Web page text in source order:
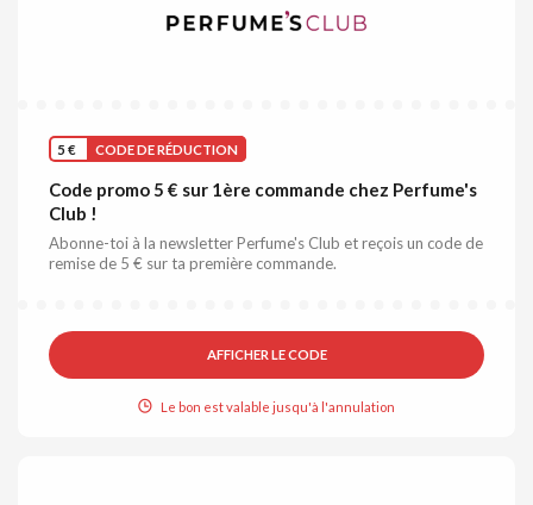
5 € CODE DE RÉDUCTION
Code promo 5 € sur 1ère commande chez Perfume's
Club !
Abonne-toi à la newsletter Perfume's Club et reçois un code de
remise de 5 € sur ta première commande.
AFFICHER LE CODE
Le bon est valable jusqu'à l'annulation